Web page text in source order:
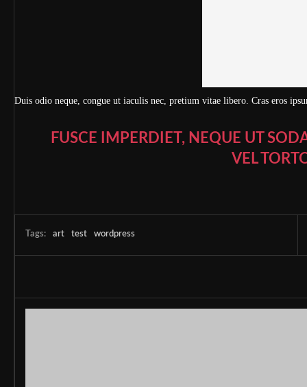
Duis odio neque, congue ut iaculis nec, pretium vitae libero. Cras eros
FUSCE IMPERDIET, NEQUE UT
VEL
Tags: art test wordpress